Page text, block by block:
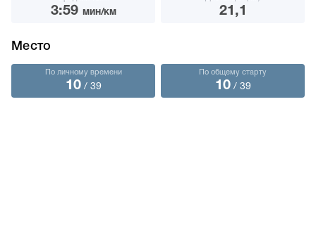
3:59 мин/км 21,1
Место
По личному времени
10/ 39
По общему старту
10/ 39